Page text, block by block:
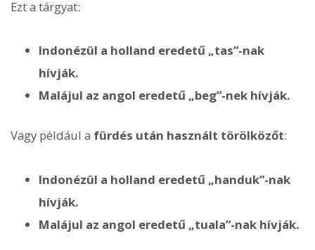
Ezt a tárgyat:
Indonézül a holland eredetű „tas”-nak
hívják.
Malájul az angol eredetű „beg”-nek hívják.
Vagy például a fürdés után használt törölközőt:
Indonézül a holland eredetű „handuk”-nak
hívják.
Malájul az angol eredetű „tuala”-nak hívják.